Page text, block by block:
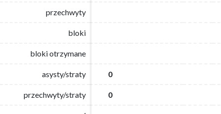
przechwyty
bloki
bloki otrzymane
asysty/straty 0
przechwyty/straty 0
przechwyty
bloki
bloki otrzymane
asysty/straty 0
przechwyty/straty 0